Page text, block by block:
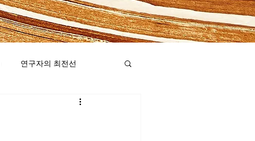
연구자의 최전선